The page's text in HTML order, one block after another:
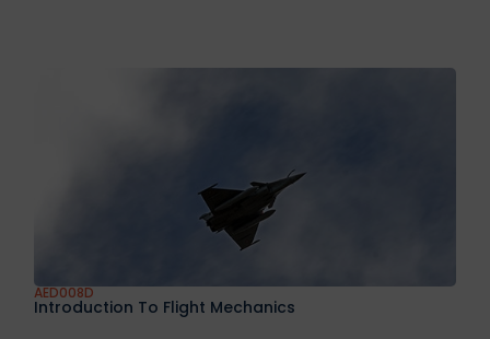
AED008D
Introduction To Flight Mechanics